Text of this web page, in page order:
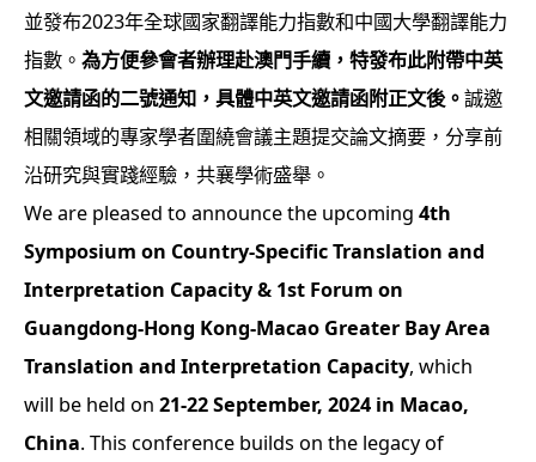
並發布2023年全球國家翻譯能力指數和中國大學翻譯能力
指數。 為方便參會者辦理赴澳門手續，特發布此附帶中英
文邀請函的二號通知，具體中英文邀請函附正文後。誠邀
相關領域的專家學者圍繞會議主題提交論文摘要，分享前
沿研究與實踐經驗，共襄學術盛舉。
We are pleased to announce the upcoming 4th
Symposium on Country-Specific Translation and
Interpretation Capacity & 1st Forum on
Guangdong-Hong Kong-Macao Greater Bay Area
Translation and Interpretation Capacity, which
will be held on 21-22 September, 2024 in Macao,
China. This conference builds on the legacy of